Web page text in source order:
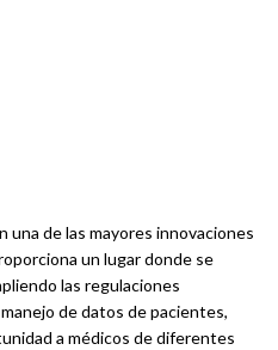
de las mayores innovaciones
un lugar donde se
las regulaciones
de datos de pacientes,
a médicos de diferentes